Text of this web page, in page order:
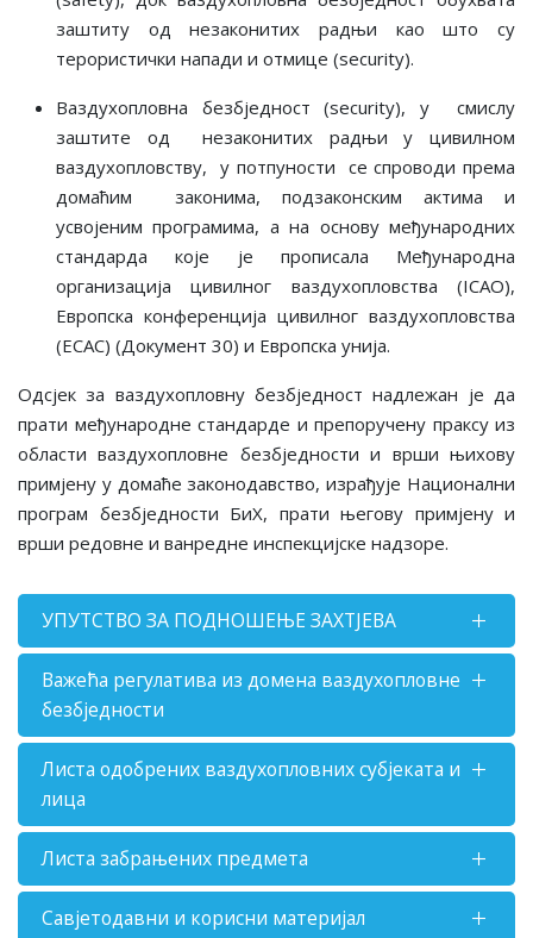
заштиту од незаконитих радњи као што су
терористички напади и отмице (security).
Ваздухопловна безбједност (security), у смислу
заштите од незаконитих радњи у цивилном
ваздухопловству, у потпуности се спроводи према
домаћим законима, подзаконским актима и
усвојеним програмима, а на основу међународних
стандарда које је прописала Међународна
организација цивилног ваздухопловства (ICAO),
Европска конференција цивилног ваздухопловства
(ECAC) (Документ 30) и Европска унија.
Одсјек за ваздухопловну безбједност надлежан је да
прати међународне стандарде и препоручену праксу из
области ваздухопловне безбједности и врши њихову
примјену у домаће законодавство, израђује Национални
програм безбједности БиХ, прати његову примјену и
врши редовне и ванредне инспекцијске надзоре.
УПУТСТВО ЗА ПОДНОШЕЊЕ ЗАХТЈЕВА
Важећа регулатива из домена ваздухопловне
безбједности
Листа одобрених ваздухопловних субјеката и
лица
Листа забрањених предмета
Савјетодавни и корисни материјал